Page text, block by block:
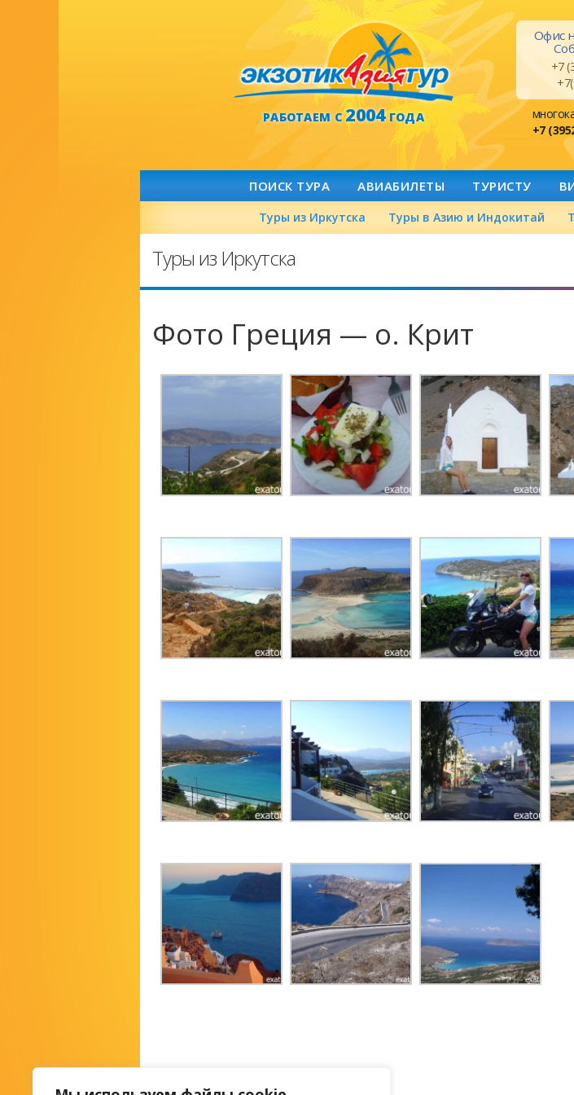
РАБОТАЕМ С2004ГОДА
Офис
+7
+7
ПОИСК ТУРА АВИАБИЛЕТЫ ТУРИСТУ
Туры из Иркутска Туры в Азию и Индокитай
Туры из Иркутска
Фото Греция — о. Крит